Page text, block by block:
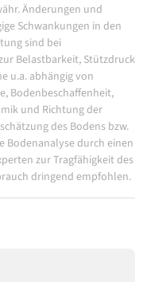
Änderungen und
Schwankungen in den
sind bei
Belastbarkeit, Stützdruck
u.a. abhängig von
Bodenbeschaffenheit,
und Richtung der
des Bodens bzw.
Bodenanalyse durch einen
zur Tragfähigkeit des
dringend empfohlen.